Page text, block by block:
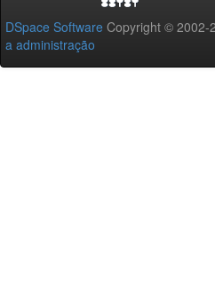
DSpace Software Copyright © 2002-
a administração